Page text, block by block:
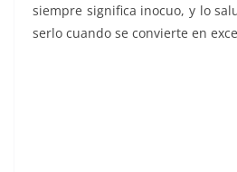
siempre significa inocuo, y lo
serlo cuando se convierte en